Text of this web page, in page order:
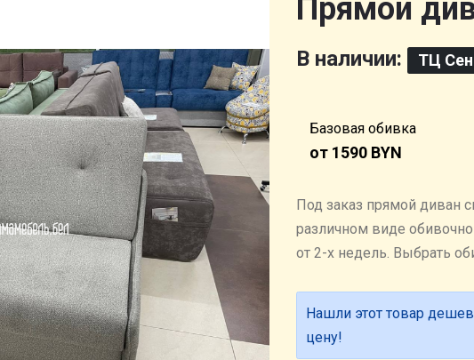
Прямой
В наличии: ТЦ
Базовая обивка
от 1590 BYN
Под заказ прямой диван
различном виде
от 2-х недель. Выбрать
Нашли этот товар
цену!